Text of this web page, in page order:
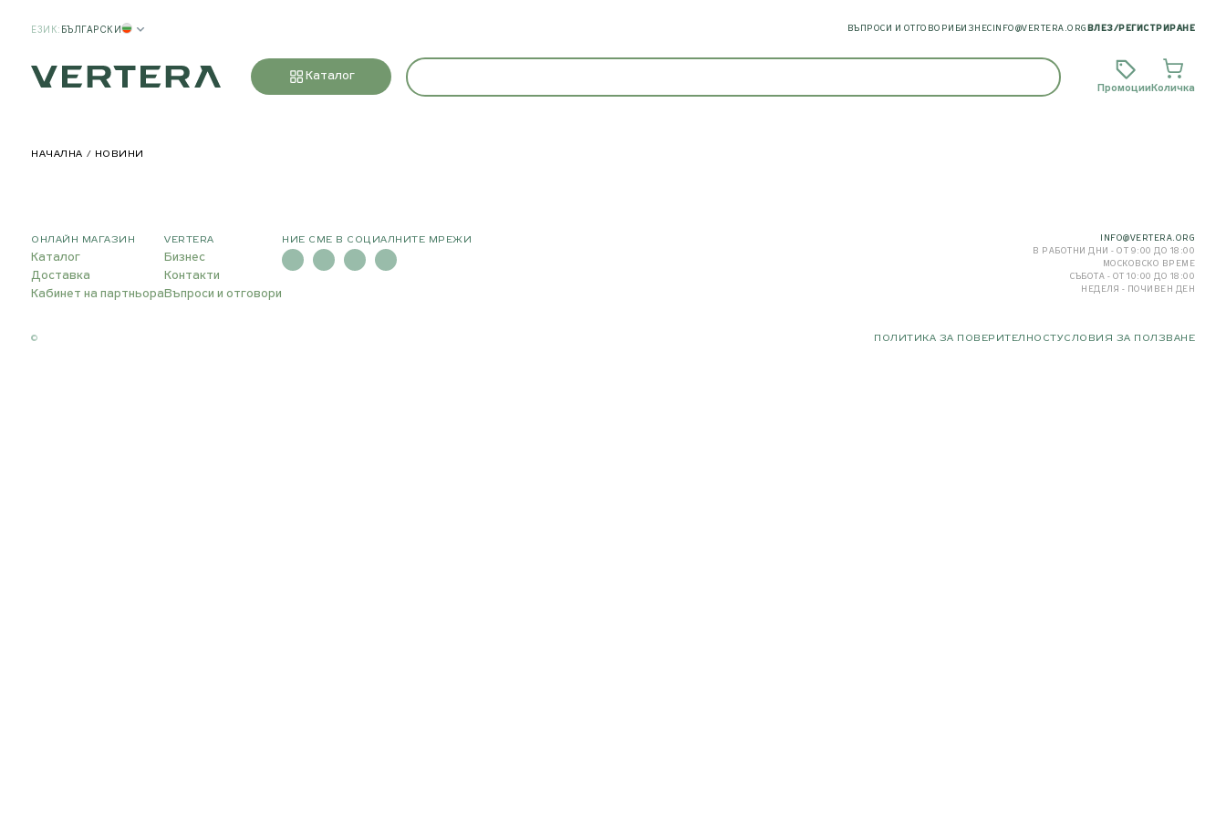
ЕЗИК: БЪЛГАРСКИ ВЪПРОСИ И ОТГОВОРИ БИЗНЕС INFO@VERTERA.ORG ВЛЕЗ/ РЕГИСТРИРАНЕ
Каталог
Промоции Количка
НАЧАЛНА НОВИНИ
ОНЛАЙН МАГАЗИН
Каталог
Доставка
Кабинет на партньора
VERTERA
Бизнес
Контакти
Въпроси и отговори
НИЕ СМЕ В СОЦИАЛНИТЕ МРЕЖИ
INFO@VERTERA.ORG
В РАБОТНИ ДНИ - ОТ 9:00 ДО 18:00
МОСКОВСКО ВРЕМЕ
СЪБОТА - ОТ 10:00 ДО 18:00
НЕДЕЛЯ - ПОЧИВЕН ДЕН
© ПОЛИТИКА ЗА ПОВЕРИТЕЛНОСТ УСЛОВИЯ ЗА ПОЛЗВАНЕ